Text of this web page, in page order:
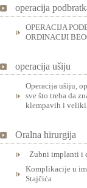
operacija
OPERACIJA
ORDINACIJI
operacija ušiju
Operacija ušiju,
sve što treba da
klempavih i
Oralna hirurgija
Zubni implanti i
Komplikacije u
Stajčića